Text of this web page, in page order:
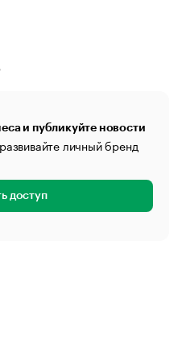
и публикуйте новости
личный бренд
доступ